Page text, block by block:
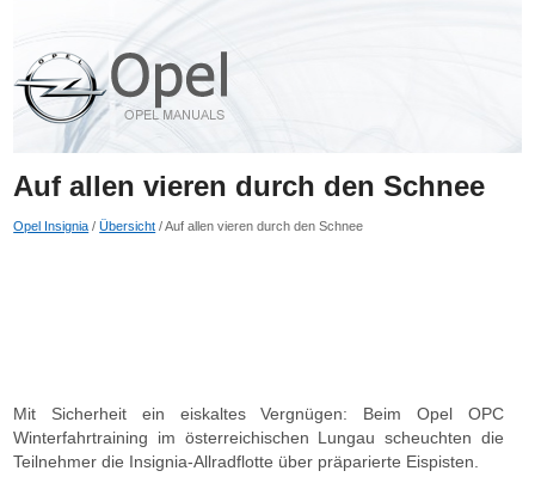
Auf allen vieren durch den Schnee
Opel Insignia /Übersicht / Auf allen vieren durch den Schnee
Mit Sicherheit ein eiskaltes Vergnügen: Beim Opel OPC
Winterfahrtraining im österreichischen Lungau scheuchten die
Teilnehmer die Insignia-Allradflotte über präparierte Eispisten.